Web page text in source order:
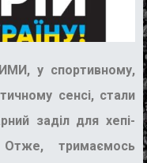
у спортивному,
сенсі, стали
заділ для хепі-
тримаємось